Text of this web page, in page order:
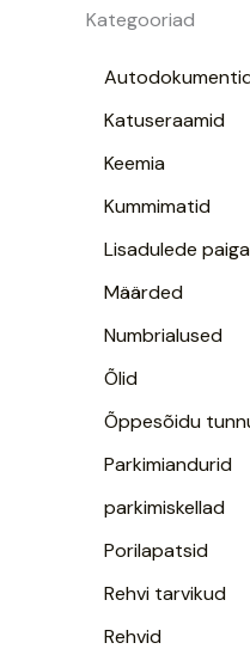
Kategooriad
Katuseraamid
Keemia
Kummimatid
Lisadulede
Määrded
Numbrialused
Õlid
Õppesõidu
Parkimiandurid
parkimiskellad
Porilapatsid
Rehvi tarvikud
Rehvid